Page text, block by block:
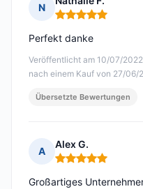
N
Hinweis: 5 von 5
Veröffentlicht am 10/07/
nach einem Kauf von 27/06/
Perfekt danke
Übersetzte Bewertungen
A
Alex G.
Hinweis: 5 von 5
Großartiges